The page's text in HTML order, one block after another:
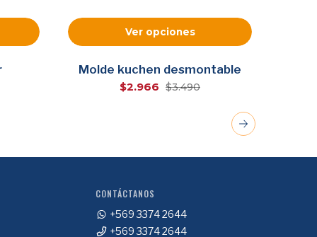
Ver opciones
Molde kuchen desmontable
$2.966 $3.490
CONTÁCTANOS
+569 3374 2644
+569 3374 2644